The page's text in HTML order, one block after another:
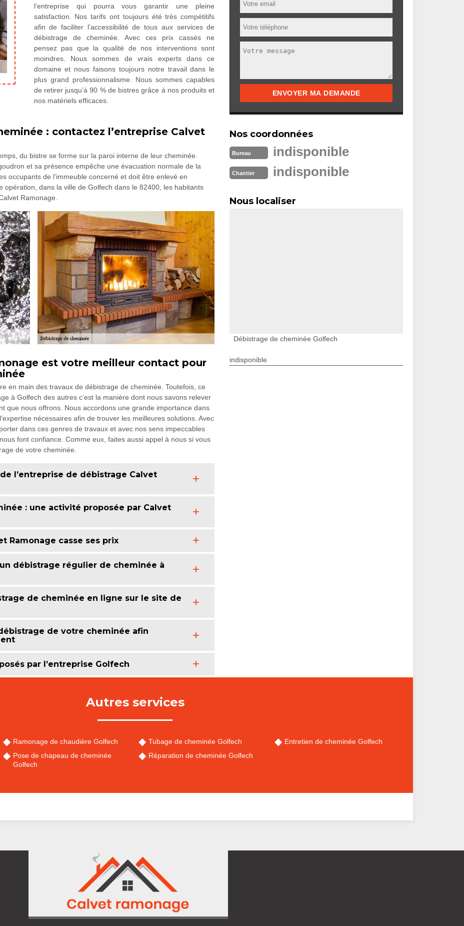
l’entreprise qui pourra vous garantir une pleine
satisfaction. Nos tarifs ont toujours été très compétitifs
afin de faciliter l’accessibilité de tous aux services de
débistrage de cheminée. Avec ces prix cassés ne
pensez pas que la qualité de nos interventions sont
moindres. Nous sommes de vrais experts dans ce
domaine et nous faisons toujours notre travail dans le
plus grand professionnalisme. Nous sommes capables
de retirer jusqu’à 90 % de bistres grâce à nos produits et
nos matériels efficaces.
: contactez l’entreprise Calvet
du bistre se forme sur la paroi interne de leur cheminée.
et sa présence empêche une évacuation normale de la
occupants de l’immeuble concerné et doit être enlevé en
dans la ville de Golfech dans le 82400, les habitants
Ramonage.
est votre meilleur contact pour
en main des travaux de débistrage de cheminée. Toutefois, ce
à Golfech des autres c’est la manière dont nous savons relever
que nous offrons. Nous accordons une grande importance dans
nécessaires afin de trouver les meilleures solutions. Avec
dans ces genres de travaux et avec nos sens impeccables
font confiance. Comme eux, faites aussi appel à nous si vous
de votre cheminée.
l’entreprise de débistrage Calvet
: une activité proposée par Calvet
Ramonage casse ses prix
débistrage régulier de cheminée à
de cheminée en ligne sur le site de
de votre cheminée afin
par l’entreprise Golfech
Nos coordonnées
Bureau indisponible
Chantier indisponible
Nous localiser
Débistrage de cheminée Golfech
indisponible
Autres services
Ramonage de chaudière Golfech
Pose de chapeau de cheminée
Golfech
Tubage de cheminée Golfech
Réparation de cheminée Golfech
Entretien de cheminée Golfech